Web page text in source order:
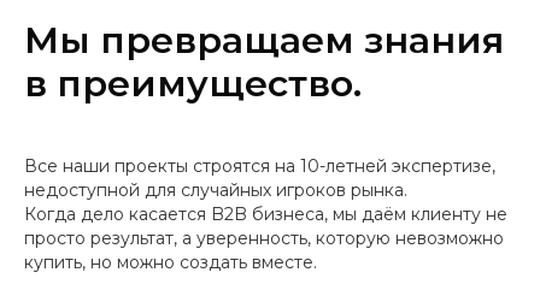
Мы превращаем знания
в преимущество.
Все наши проекты строятся на 10-летней экспертизе,
недоступной для случайных игроков рынка.
Когда дело касается B2B бизнеса, мы даём клиенту не
просто результат, а уверенность, которую невозможно
купить, но можно создать вместе.